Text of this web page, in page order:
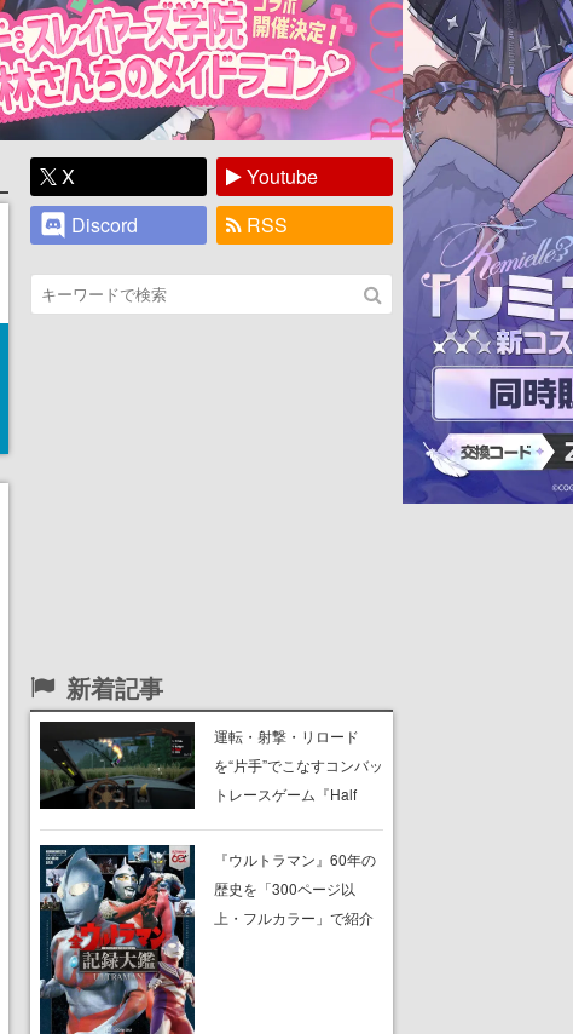
X
Youtube
Discord
RSS
新着記事
運転・射撃・リロード
を“片手”でこなすコンバッ
トレースゲーム『Half
イバルを片手運転でぶっ
飛ばし、銃の片手撃ちで
蹴散らしながら勝利を目
『ウルトラマン』60年の
歴史を「300ページ以
上・フルカラー」で紹介